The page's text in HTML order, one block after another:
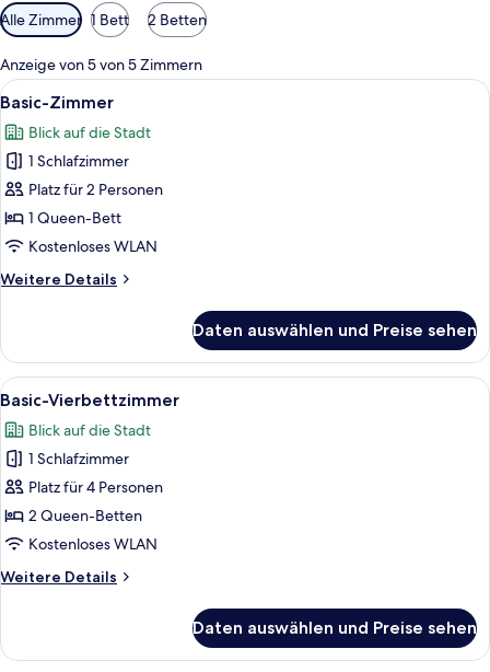
Verfügbare
Filter
für
Zimmer
Alle Zimmer 1 Bett 2 Betten
Anzeige von 5 von 5 Zimmern
Alle
Fotos
für
Basic-
Zimmer
anzeigen
Ein Zimmer mit einem grauen Sofa,
3
Basic-Zimmer
Blick auf die Stadt
1 Schlafzimmer
Platz für 2 Personen
1 Queen-Bett
Kostenloses WLAN
Weitere Details
Weitere
Zimmer
Daten auswählen und Preise sehen
Alle
Fotos
für
Basic-
Vierbettzimmer
anzeigen
Ein Schlafzimmer mit einem Bett,
4
Basic-Vierbettzimmer
Blick auf die Stadt
1 Schlafzimmer
Platz für 4 Personen
2 Queen-Betten
Kostenloses WLAN
Weitere Details
Weitere
Vierbettzimmer
Daten auswählen und Preise sehen